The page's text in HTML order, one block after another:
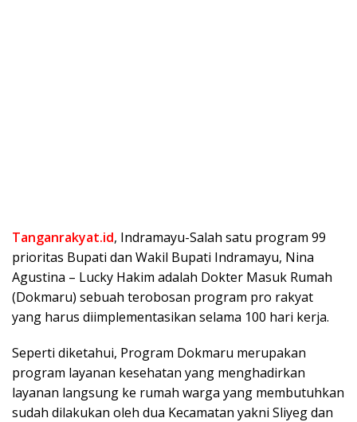
Tanganrakyat.id, Indramayu-Salah satu program 99
prioritas Bupati dan Wakil Bupati Indramayu, Nina
Agustina – Lucky Hakim adalah Dokter Masuk Rumah
(Dokmaru) sebuah terobosan program pro rakyat
yang harus diimplementasikan selama 100 hari kerja.
Seperti diketahui, Program Dokmaru merupakan
program layanan kesehatan yang menghadirkan
layanan langsung ke rumah warga yang membutuhkan
sudah dilakukan oleh dua Kecamatan yakni Sliyeg dan